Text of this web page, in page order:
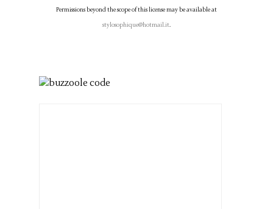
Permissions beyond the scope of this license may be available at
stylosophique@hotmail.it.